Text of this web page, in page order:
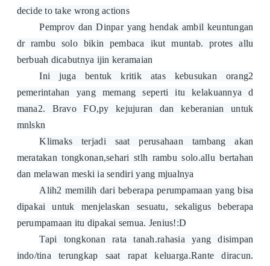
decide to take wrong actions
Pemprov dan Dinpar yang hendak ambil keuntungan
dr rambu solo bikin pembaca ikut muntab. protes allu
berbuah dicabutnya ijin keramaian
Ini juga bentuk kritik atas kebusukan orang2
pemerintahan yang memang seperti itu kelakuannya d
mana2. Bravo FO,py kejujuran dan keberanian untuk
mnlskn
Klimaks terjadi saat perusahaan tambang akan
meratakan tongkonan,sehari stlh rambu solo.allu bertahan
dan melawan meski ia sendiri yang mjualnya
Alih2 memilih dari beberapa perumpamaan yang bisa
dipakai untuk menjelaskan sesuatu, sekaligus beberapa
perumpamaan itu dipakai semua. Jenius!:D
Tapi tongkonan rata tanah.rahasia yang disimpan
indo/tina terungkap saat rapat keluarga.Rante diracun.